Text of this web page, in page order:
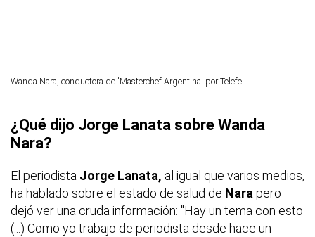
Wanda Nara, conductora de 'Masterchef Argentina' por Telefe
¿Qué dijo Jorge Lanata sobre Wanda
Nara?
El periodista Jorge Lanata, al igual que varios medios,
ha hablado sobre el estado de salud de Nara pero
dejó ver una cruda información: "Hay un tema con esto
(...) Como yo trabajo de periodista desde hace un